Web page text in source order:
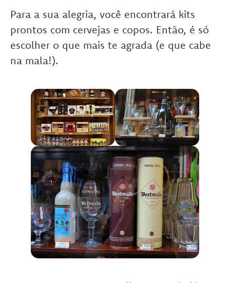
Para a sua alegria, você encontrará kits
prontos com cervejas e copos. Então, é só
escolher o que mais te agrada (e que cabe
na mala!).